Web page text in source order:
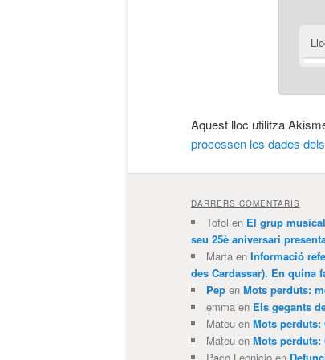
Aquest lloc utilitza
processen les dades
DARRERS COMENTARIS
Tofol en El grup
seu 25è aniversari
Martaen Informació
des Cardassar). En quina
Pepen Mots perduts:
emmaen Els gegants
Mateuen Mots perduts:
Mateuen Mots perduts: